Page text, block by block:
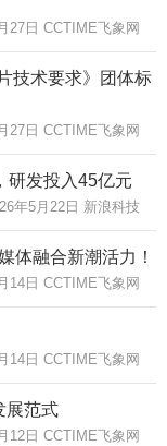
27日 CCTIME飞象网
技术要求》团体标
27日 CCTIME飞象网
研发投入45亿元
年5月22日 新浪科技
体融合新潮活力！
14日 CCTIME飞象网
14日 CCTIME飞象网
展范式
12日 CCTIME飞象网